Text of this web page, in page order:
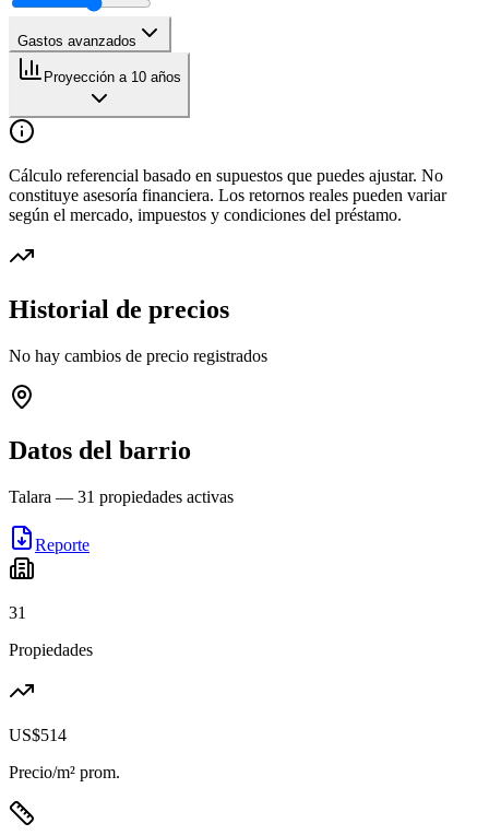
Gastos avanzados
Proyección a 10 años
Cálculo referencial basado en supuestos que puedes ajustar. No
constituye asesoría financiera. Los retornos reales pueden variar
según el mercado, impuestos y condiciones del préstamo.
Historial de precios
No hay cambios de precio registrados
Datos del barrio
Talara — 31 propiedades activas
Reporte
31
Propiedades
US$514
Precio/m² prom.